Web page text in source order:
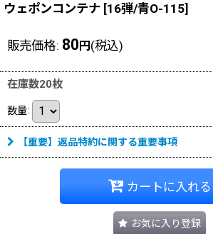
ウェポンコンテナ [16弾/青O-115]
販売価格: 80 円 (税込)
在庫数20枚
数量:
【重要】返品特約に関する重要事項
カートに入れる
お気に入り登録